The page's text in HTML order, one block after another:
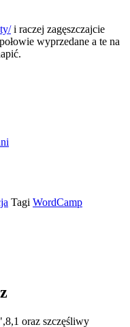
i raczej zagęszczajcie
wyprzedane a te na
Tagi WordCamp
oraz szczęśliwy